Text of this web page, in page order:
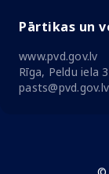
Pārtikas un
www.pvd.gov.lv
Rīga, Peldu iela
pasts@pvd.gov.lv